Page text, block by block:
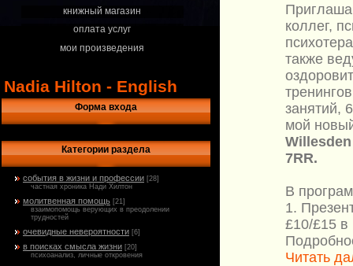
книжный магазин
оплата услуг
мои произведения
Nadia Hilton - English
Форма входа
Категории раздела
события в жизни и профессии [28]
частная хроника Нади Хилтон
молитвенная помощь [21]
взаимопомощь верующих в преодолении
трудностей
очевидные невероятности [6]
в поисках смысла жизни [20]
психоанализ, личные откровения
коллег,
также
занятий,
мой
7RR.
В
1.
£10/£15
Читать